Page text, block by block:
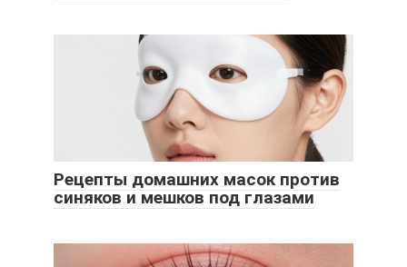
Рецепты домашних масок против
синяков и мешков под глазами